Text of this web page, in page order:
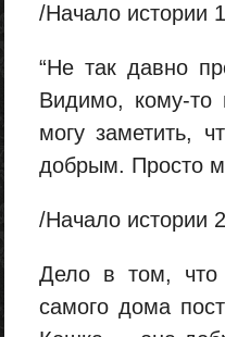
/Начало истории
“Не так давно
Видимо, кому-то
могу заметить,
добрым. Просто
/Начало истории
Дело в том,
самого дома